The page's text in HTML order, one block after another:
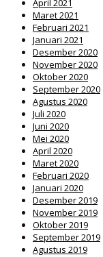
April 2021
Maret 2021
Februari 2021
Januari 2021
Desember 2020
November 2020
Oktober 2020
September 2020
Agustus 2020
Juli 2020
Juni 2020
Mei 2020
April 2020
Maret 2020
Februari 2020
Januari 2020
Desember 2019
November 2019
Oktober 2019
September 2019
Agustus 2019